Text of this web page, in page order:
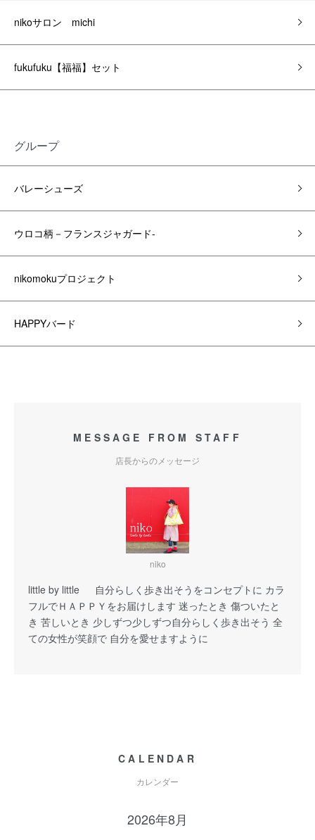
nikoサロン michi
fukufuku【福福】セット
グループ
バレーシューズ
ウロコ柄－フランスジャガード-
nikomokuプロジェクト
HAPPYバード
MESSAGE FROM STAFF
店長からのメッセージ
niko
little by little 自分らしく歩き出そうをコンセプトに カラ
フルでＨＡＰＰＹをお届けします 迷ったとき 傷ついたと
き 苦しいとき 少しずつ少しずつ自分らしく歩き出そう 全
ての女性が笑顔で 自分を愛せますように
CALENDAR
カレンダー
2026年8月